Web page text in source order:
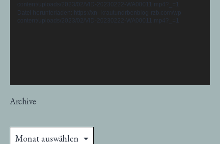
content/uploads/2023/02/VID-20230222-WA00011.mp4?_=1
Datei herunterladen: https://xn--krautundrbenblog-rzb.com/wp-
content/uploads/2023/02/VID-20230222-WA00011.mp4?_=1
Archive